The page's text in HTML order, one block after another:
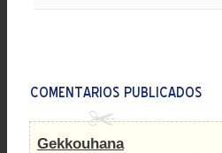
Gekkouhana